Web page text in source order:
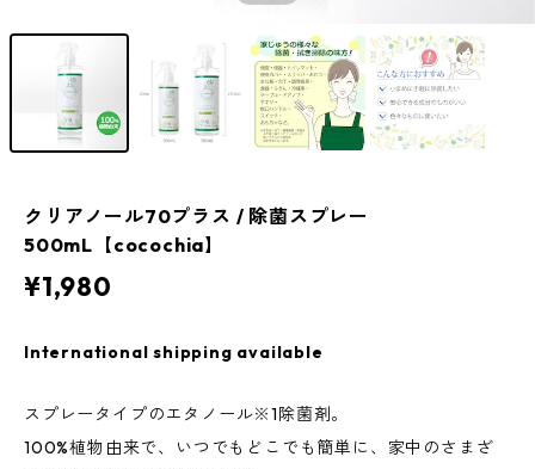
クリアノール70プラス / 除菌スプレー
500mL【cocochia】
¥1,980
International shipping available
スプレータイプのエタノール※1除菌剤。
100%植物由来で、いつでもどこでも簡単に、家中のさまざ